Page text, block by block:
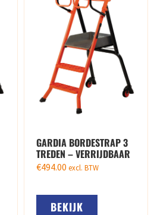
GARDIA BORDESTRAP 3
TREDEN – VERRIJDBAAR
€494.00 excl. BTW
BEKIJK